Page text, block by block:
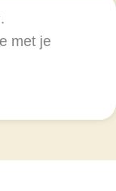
met je